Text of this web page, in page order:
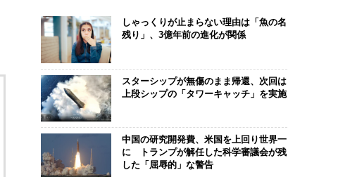
しゃっくりが止まらない理由は「魚の名
残り」、3億年前の進化が関係
スターシップが無傷のまま帰還、次回は
上段シップの「タワーキャッチ」を実施
中国の研究開発費、米国を上回り世界一
に トランプが解任した科学審議会が残
した「屈辱的」な警告